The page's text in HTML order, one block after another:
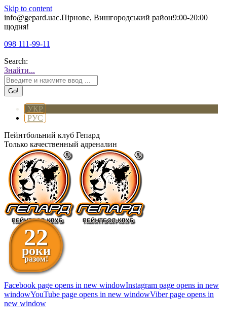
Skip to content
info@gepard.uaс.Пірнове, Вишгородський район9:00-20:00
щодня!
098 111-99-11
Search:
Знайти...
УКР
РУС
Пейнтбольний клуб Гепард
Только качественный адреналин
22
роки
разом!
Facebook page opens in new windowInstagram page opens in new
windowYouTube page opens in new windowViber page opens in
new window